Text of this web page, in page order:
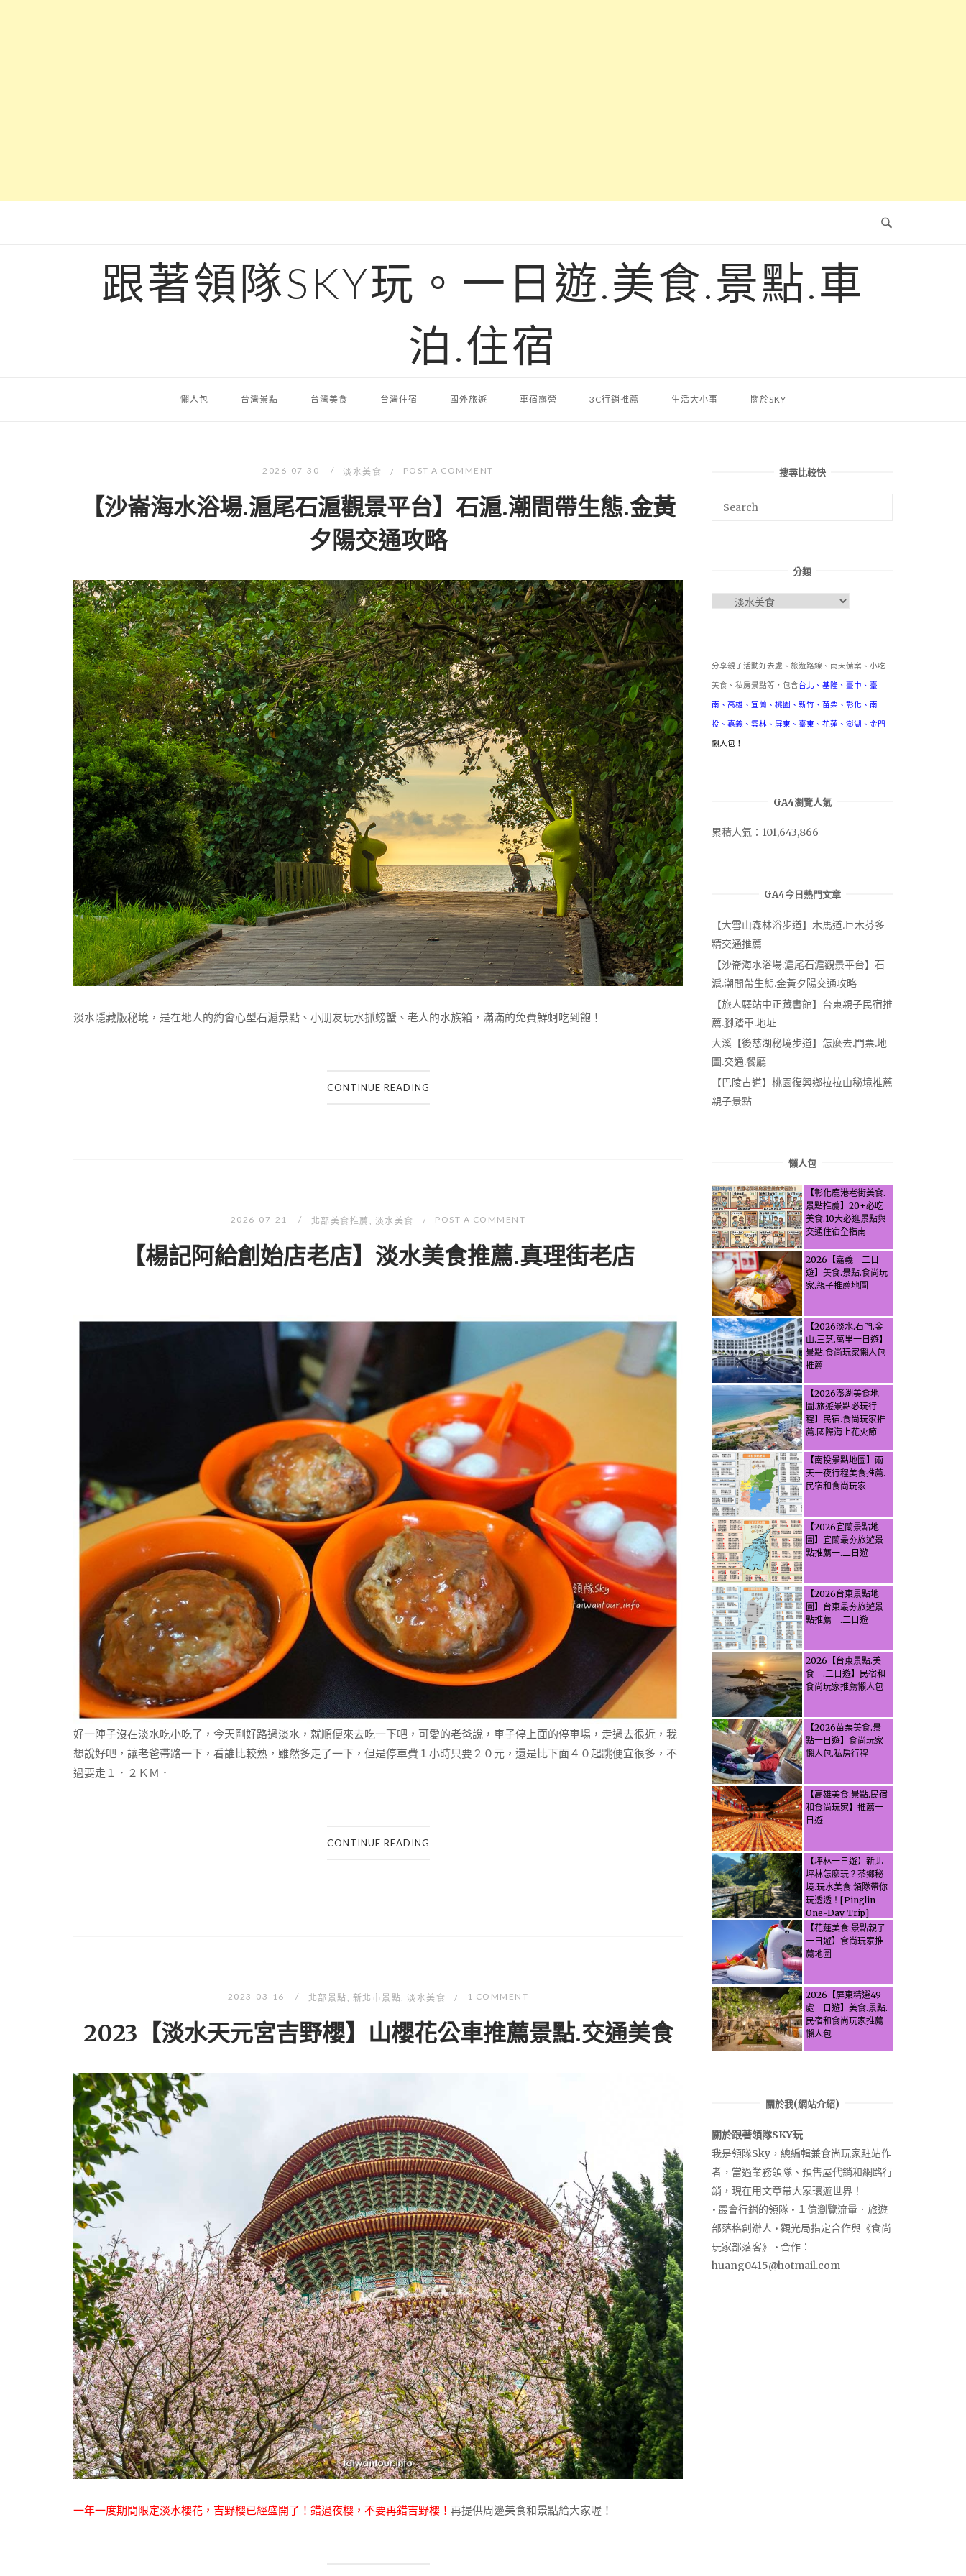
跟著領隊SKY玩。一日遊.美食.景點.車
泊.住宿
懶人包 台灣景點 台灣美食 台灣住宿 國外旅遊 車宿露營 3C行銷推薦 生活大小事 關於SKY
2026-07-30 淡水美食 POST A COMMENT
【沙崙海水浴場.滬尾石滬觀景平台】石滬.潮間帶生態.金黃
夕陽交通攻略
淡水隱藏版秘境，是在地人的約會心型石滬景點、小朋友玩水抓螃蟹、老人的水族箱，滿滿的免費鮮蚵吃到飽！
CONTINUE READING
2026-07-21 北部美食推薦 淡水美食 POST A COMMENT
【楊記阿給創始店老店】淡水美食推薦.真理街老店
好一陣子沒在淡水吃小吃了，今天剛好路過淡水，就順便來去吃一下吧，可愛的老爸說，車子停上面的停車場，走過去很近，我
想說好吧，讓老爸帶路一下，看誰比較熟，雖然多走了一下，但是停車費１小時只要２０元，還是比下面４０起跳便宜很多，不
過要走１．２ＫＭ．
CONTINUE READING
2023-03-16 北部景點 新北市景點 淡水美食 1 COMMENT
2023【淡水天元宮吉野櫻】山櫻花公車推薦景點.交通美食
一年一度期間限定淡水櫻花，吉野櫻已經盛開了！ 錯過夜櫻，不要再錯吉野櫻！ 再提供周邊美食和景點給大家喔！
搜尋比較快
分類
分享親子活動好去處、旅遊路線、雨天備案、小吃
美食、私房景點等，包含台北 、 基隆 、 臺中 、 臺
南 、 高雄 、 宜蘭 、 桃園 、 新竹 、 苗栗 、 彰化 、 南
投 、 嘉義 、 雲林 、 屏東 、 臺東 、 花蓮 、 澎湖 、 金門
懶人包！
GA4瀏覽人氣
累積人氣：101,643,866
GA4今日熱門文章
【大雪山森林浴步道】木馬道.巨木芬多
精交通推薦
【沙崙海水浴場.滬尾石滬觀景平台】石
滬.潮間帶生態.金黃夕陽交通攻略
【旅人驛站中正藏書館】台東親子民宿推
薦.腳踏車.地址
大溪【後慈湖秘境步道】怎麼去.門票.地
圖.交通.餐廳
【巴陵古道】桃園復興鄉拉拉山秘境推薦
親子景點
懶人包
【彰化鹿港老街美食.
景點推薦】20+必吃
美食.10大必逛景點與
交通住宿全指南
2026【嘉義一二日
遊】美食.景點.食尚玩
家.親子推薦地圖
【2026淡水.石門.金
山.三芝.萬里一日遊】
景點.食尚玩家懶人包
推薦
【2026澎湖美食地
圖.旅遊景點必玩行
程】民宿.食尚玩家推
薦.國際海上花火節
【南投景點地圖】兩
天一夜行程美食推薦.
民宿和食尚玩家
【2026宜蘭景點地
圖】宜蘭最夯旅遊景
點推薦一.二日遊
【2026台東景點地
圖】台東最夯旅遊景
點推薦一.二日遊
2026【台東景點.美
食一.二日遊】民宿和
食尚玩家推薦懶人包
【2026苗栗美食.景
點一日遊】食尚玩家
懶人包.私房行程
【高雄美食.景點.民宿
和食尚玩家】推薦一
日遊
【坪林一日遊】新北
坪林怎麼玩？茶鄉秘
境.玩水美食.領隊帶你
玩透透！[Pinglin
One-Day Trip]
How to explore
Pinglin, New
Taipei? Tea Village
Let the guide take
you through it all!
【花蓮美食.景點親子
一日遊】食尚玩家推
薦地圖
2026【屏東精選49
處一日遊】美食.景點.
民宿和食尚玩家推薦
懶人包
關於我(網站介紹)
關於跟著領隊SKY玩
我是領隊Sky，總編輯兼食尚玩家駐站作
者，當過業務領隊、預售屋代銷和網路行
銷，現在用文章帶大家環遊世界！
• 最會行銷的領隊 • １億瀏覽流量．旅遊
部落格創辦人 • 觀光局指定合作與《食尚
玩家部落客》 • 合作：
huang0415@hotmail.com